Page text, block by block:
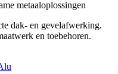
metaaloplossingen
dak- en gevelafwerking.
en toebehoren.